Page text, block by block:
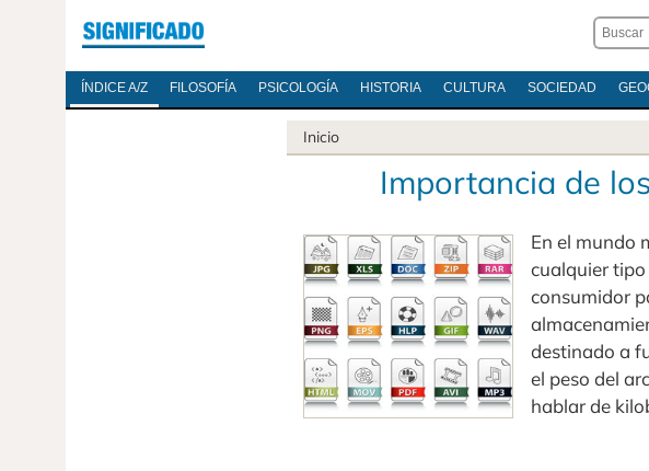
ÍNDICE A/Z FILOSOFÍA PSICOLOGÍA HISTORIA CULTURA SOCIEDAD
Inicio
Importancia de
En el mundo
cualquier
consumidor
destinado a
el peso del
hablar de